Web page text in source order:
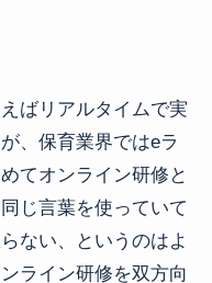
ばリアルタイムで実
、保育業界ではeラ
てオンライン研修と
じ言葉を使っていて
ない、というのはよ
ライン研修を双方向